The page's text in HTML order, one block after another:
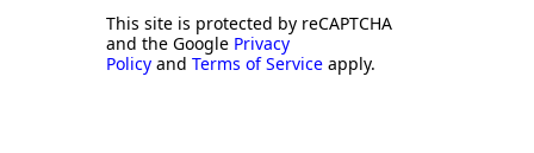
This site is protected by reCAPTCHA
and the Google Privacy
Policy and Terms of Service apply.